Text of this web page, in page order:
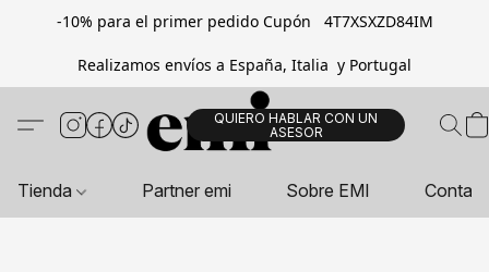
-10% para el primer pedido Cupón 4T7XSXZD84IM
Realizamos envíos a España, Italia y Portugal
QUIERO HABLAR CON UN
ASESOR
Tienda Partner emi Sobre EMI